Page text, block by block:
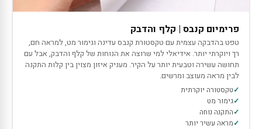
פרימיום קנבס | קלף והדבק
טפט בהדבקה עצמית עם טקסטורת קנבס עדינה וגימור מט, למראה חם,
רך ויוקרתי יותר. אידיאלי למי שרוצה את הנוחות של קלף והדבק, אבל עם
תחושה עשירה וטבעית יותר על הקיר. מעניק איזון מצוין בין קלות התקנה
לבין מראה מעוצב ומרשים.
טקסטורה יוקרתית
גימור מט
התקנה נוחה
מראה עשיר יותר